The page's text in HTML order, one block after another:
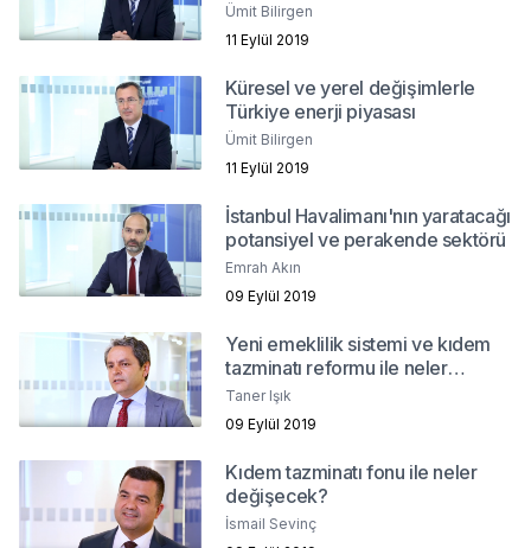
Ümit Bilirgen
11 Eylül 2019
Küresel ve yerel değişimlerle
Türkiye enerji piyasası
Ümit Bilirgen
11 Eylül 2019
İstanbul Havalimanı'nın yaratacağı
potansiyel ve perakende sektörü
Emrah Akın
09 Eylül 2019
Yeni emeklilik sistemi ve kıdem
tazminatı reformu ile neler
değişecek?
Taner Işık
09 Eylül 2019
Kıdem tazminatı fonu ile neler
değişecek?
İsmail Sevinç